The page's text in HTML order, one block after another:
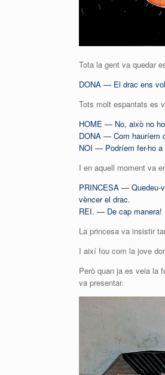
Tota la gent va quedar
DONA — El drac ens
Tots molt espantats es
HOME — No, això no
DONA — Com hauríem
NOI — Podríem fer-ho
I en aquell moment va
PRINCESA — Quedeu-
vèncer el drac.
REI. — De cap manera!
La princesa va insistir
I així fou com la jove
Però quan ja es veia la
va presentar.